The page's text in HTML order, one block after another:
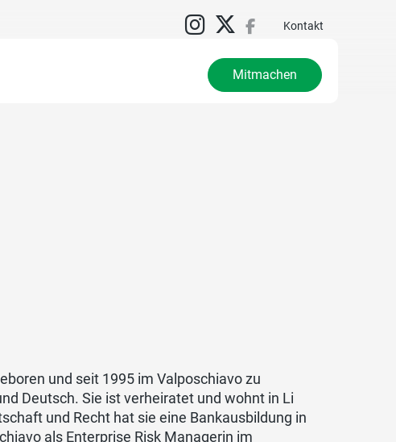
Kontakt
Mitmachen
und seit 1995 im Valposchiavo zu
Deutsch. Sie ist verheiratet und wohnt in Li
und Recht hat sie eine Bankausbildung in
als Enterprise Risk Managerin im